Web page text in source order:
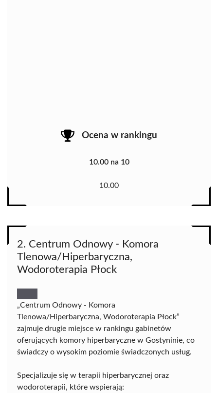
Ocena w rankingu
10.00 na 10
10.00
2. Centrum Odnowy - Komora
Tlenowa/Hiperbaryczna,
Wodoroterapia Płock
„Centrum Odnowy - Komora
Tlenowa/Hiperbaryczna, Wodoroterapia Płock”
zajmuje drugie miejsce w rankingu gabinetów
oferujących komory hiperbaryczne w Gostyninie, co
świadczy o wysokim poziomie świadczonych usług.
Specjalizuje się w terapii hiperbarycznej oraz
wodoroterapii, które wspierają: